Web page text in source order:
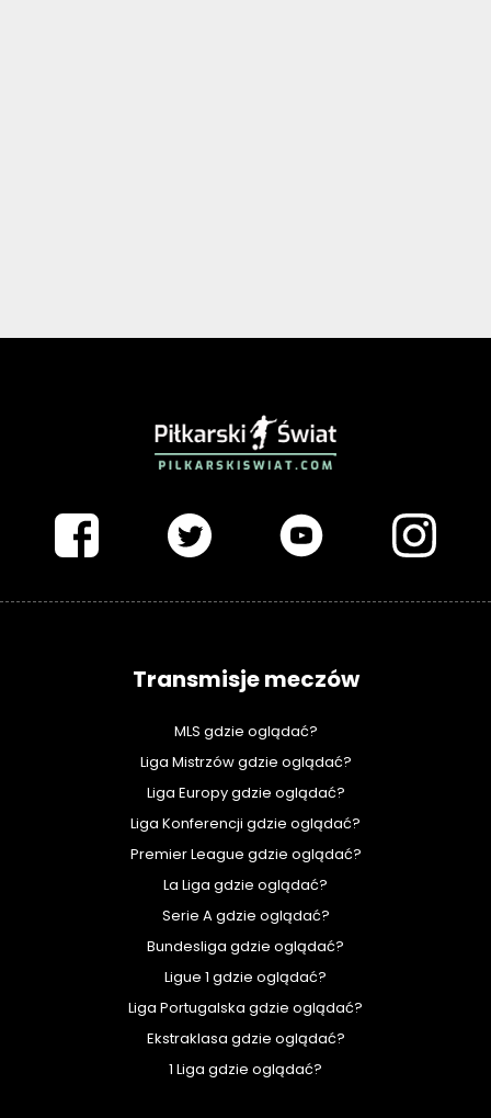
Transmisje meczów
MLS gdzie oglądać?
Liga Mistrzów gdzie oglądać?
Liga Europy gdzie oglądać?
Liga Konferencji gdzie oglądać?
Premier League gdzie oglądać?
La Liga gdzie oglądać?
Serie A gdzie oglądać?
Bundesliga gdzie oglądać?
Ligue 1 gdzie oglądać?
Liga Portugalska gdzie oglądać?
Ekstraklasa gdzie oglądać?
1 Liga gdzie oglądać?